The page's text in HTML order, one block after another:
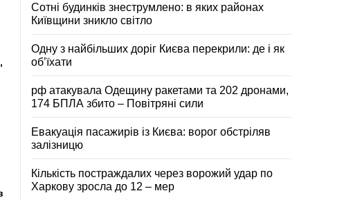
Сотні будинків знеструмлено: в яких районах
Київщини зникло світло
Одну з найбільших доріг Києва перекрили: де і як
об’їхати
рф атакувала Одещину ракетами та 202 дронами,
174 БПЛА збито – Повітряні сили
Евакуація пасажирів із Києва: ворог обстріляв
залізницю
Кількість постраждалих через ворожий удар по
Харкову зросла до 12 – мер